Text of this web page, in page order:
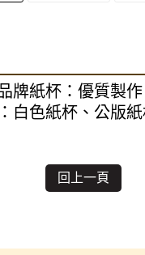
牌紙杯：優質製作
白色紙杯、公版
回上一頁